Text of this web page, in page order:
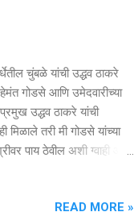
चुंबळे यांची उद्धव ठाकरे
गोडसे आणि उमेदवारीच्या
उद्धव ठाकरे यांची
तरी मी गोडसे यांच्या
पाय ठेवील अशी ग्वाही आज
विजय करंजकर,शिवाजी
READ MORE »